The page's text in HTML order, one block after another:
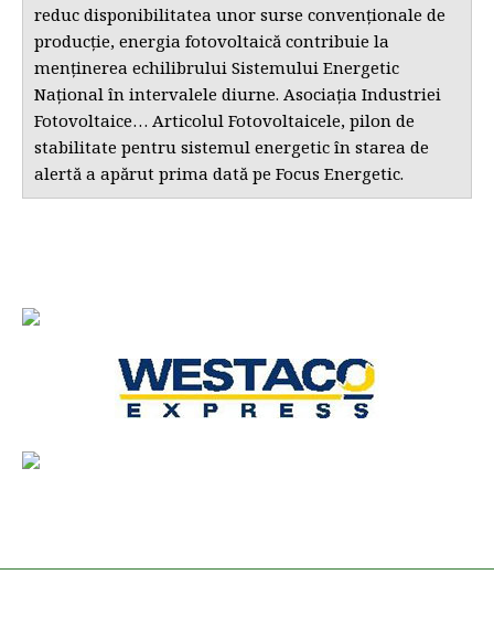
reduc disponibilitatea unor surse convenționale de
producție, energia fotovoltaică contribuie la
menținerea echilibrului Sistemului Energetic
Național în intervalele diurne. Asociația Industriei
Fotovoltaice… Articolul Fotovoltaicele, pilon de
stabilitate pentru sistemul energetic în starea de
alertă a apărut prima dată pe Focus Energetic.